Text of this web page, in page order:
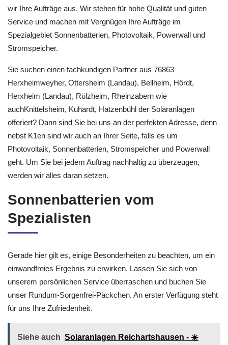
wir Ihre Aufträge aus. Wir stehen für hohe Qualität und guten
Service und machen mit Vergnügen Ihre Aufträge im
Spezialgebiet Sonnenbatterien, Photovoltaik, Powerwall und
Stromspeicher.
Sie suchen einen fachkundigen Partner aus 76863
Herxheimweyher, Ottersheim (Landau), Bellheim, Hördt,
Herxheim (Landau), Rülzheim, Rheinzabern wie
auchKnittelsheim, Kuhardt, Hatzenbühl der Solaranlagen
offeriert? Dann sind Sie bei uns an der perfekten Adresse, denn
nebst K1en sind wir auch an Ihrer Seite, falls es um
Photovoltaik, Sonnenbatterien, Stromspeicher und Powerwall
geht. Um Sie bei jedem Auftrag nachhaltig zu überzeugen,
werden wir alles daran setzen.
Sonnenbatterien vom
Spezialisten
Gerade hier gilt es, einige Besonderheiten zu beachten, um ein
einwandfreies Ergebnis zu erwirken. Lassen Sie sich von
unserem persönlichen Service überraschen und buchen Sie
unser Rundum-Sorgenfrei-Päckchen. An erster Verfügung steht
für uns Ihre Zufriedenheit.
Siehe auch Solaranlagen Reichartshausen - ☀️